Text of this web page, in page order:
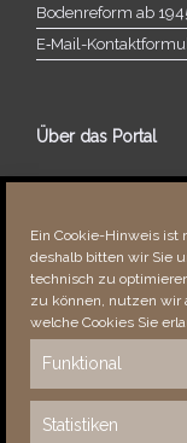
Ein Cookie-Hinweis ist
deshalb bitten wir Sie
technisch zu
zu können, nutzen wir
welche Cookies Sie
Funktional
Statistiken
Bodenreform ab
E‑Mail-​​
Über das Portal
Über dieses Portal
Fehler bemerkt?
Besucher seit 08/​